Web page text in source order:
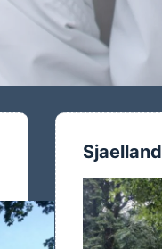
Sjaelland